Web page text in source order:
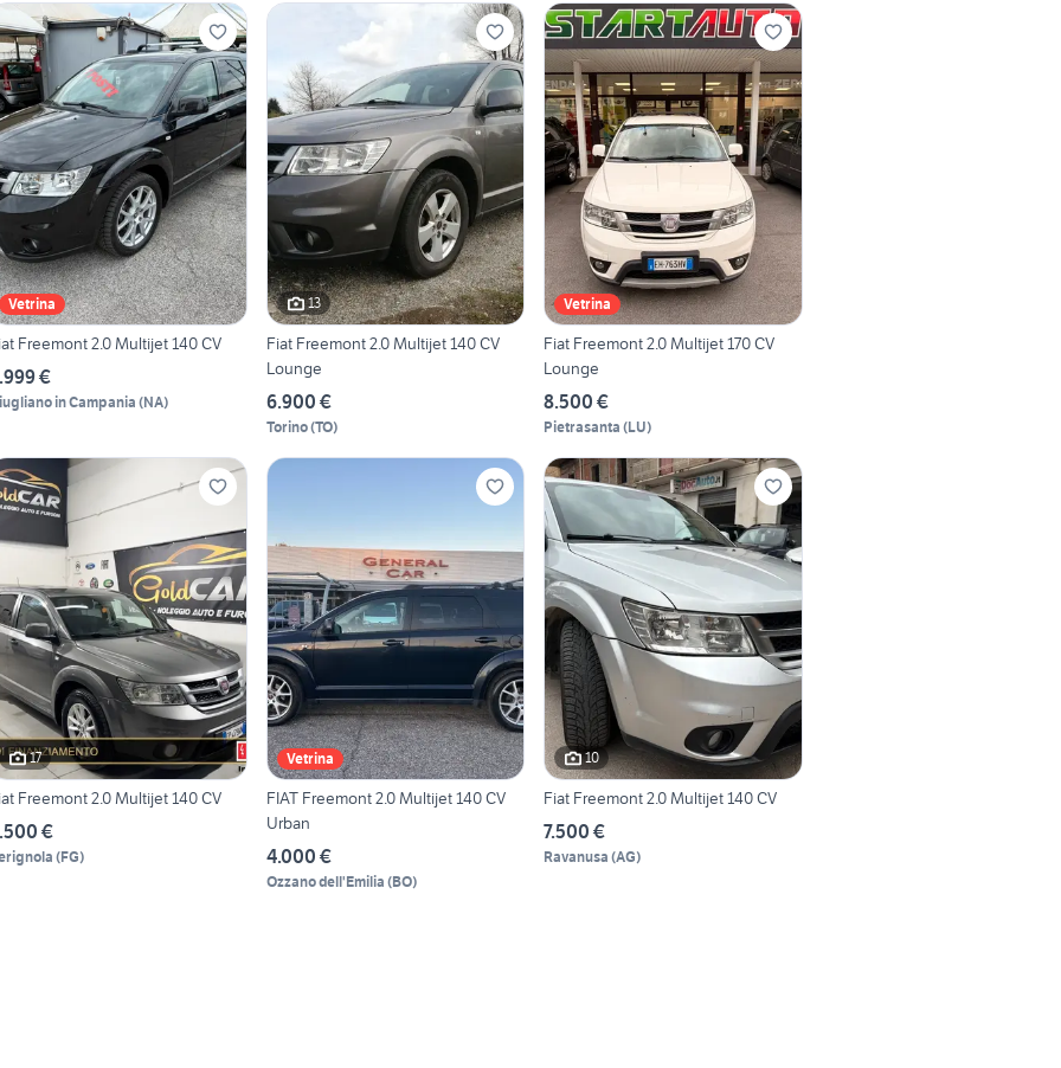
Vetrina
Freemont 2.0 Multijet 140 CV
€
in Campania (NA)
13
Fiat Freemont 2.0 Multijet 140 CV
Lounge
6.900 €
Torino(TO)
Vetrina
Fiat Freemont 2.0 Multijet 170 CV
Lounge
8.500 €
Pietrasanta (LU)
17
Freemont 2.0 Multijet 140 CV
€
(FG)
Vetrina
FIAT Freemont 2.0 Multijet 140 CV
Urban
4.000 €
Ozzano dell'Emilia (BO)
10
Fiat Freemont 2.0 Multijet 140 CV
7.500 €
Ravanusa (AG)